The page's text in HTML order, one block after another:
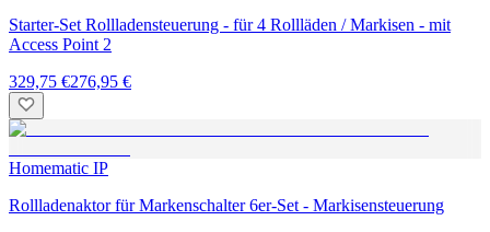
Starter-Set Rollladensteuerung - für 4 Rollläden / Markisen - mit
Access Point 2
329,75 €276,95 €
Homematic IP
Rollladenaktor für Markenschalter 6er-Set - Markisensteuerung